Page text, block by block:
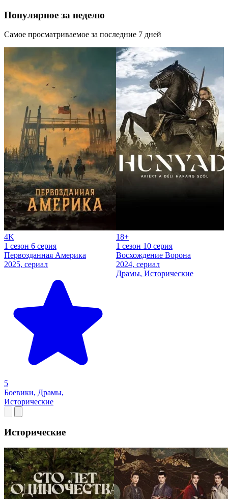
Популярное за неделю
Самое просматриваемое за последние 7 дней
4K
1 сезон 6 серия
Первозданная Америка
2025, сериал
5
Боевики, Драмы,
Исторические
18+
1 сезон 10 серия
Восхождение Ворона
2024, сериал
Драмы, Исторические
Исторические